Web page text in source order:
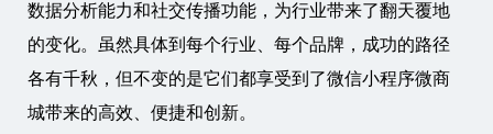
数据分析能力和社交传播功能，为行业带来了翻天覆地
的变化。虽然具体到每个行业、每个品牌，成功的路径
各有千秋，但不变的是它们都享受到了微信小程序微商
城带来的高效、便捷和创新。